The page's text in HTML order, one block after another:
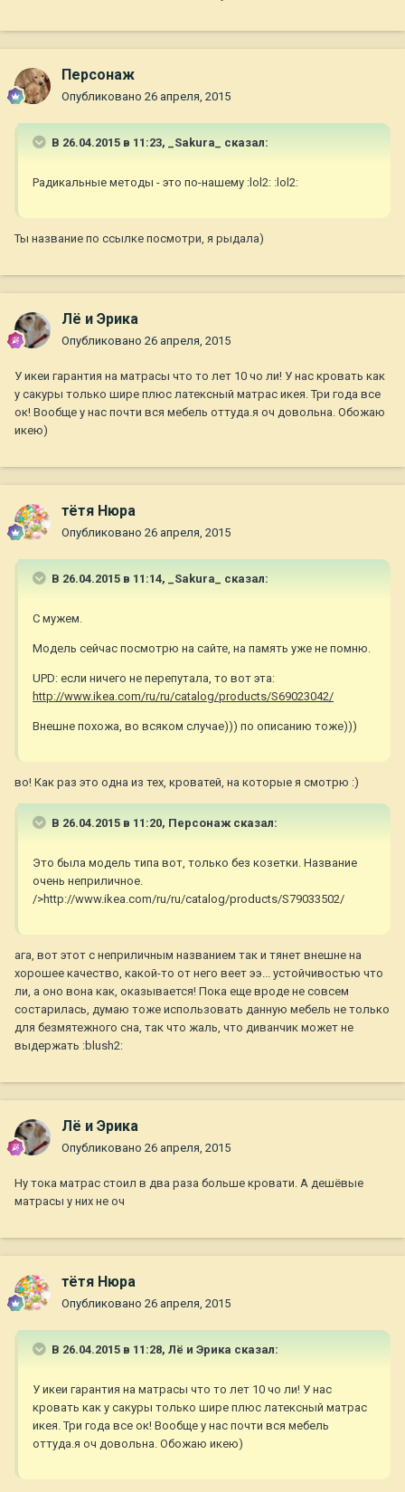
Персонаж
Опубликовано 26 апреля, 2015
В 26.04.2015 в 11:23, _Sakura_ сказал:
Радикальные методы - это по-нашему :lol2: :lol2:
Ты название по ссылке посмотри, я рыдала)
Лё и Эрика
Опубликовано 26 апреля, 2015
У икеи гарантия на матрасы что то лет 10 чо ли! У нас кровать как
у сакуры только шире плюс латексный матрас икея. Три года все
ок! Вообще у нас почти вся мебель оттуда.я оч довольна. Обожаю
икею)
тётя Нюра
Опубликовано 26 апреля, 2015
В 26.04.2015 в 11:14, _Sakura_ сказал:
С мужем.
Модель сейчас посмотрю на сайте, на память уже не помню.
UPD: если ничего не перепутала, то вот эта:
http://www.ikea.com/ru/ru/catalog/products/S69023042/
Внешне похожа, во всяком случае))) по описанию тоже)))
во! Как раз это одна из тех, кроватей, на которые я смотрю :)
В 26.04.2015 в 11:20, Персонаж сказал:
Это была модель типа вот, только без козетки. Название
очень неприличное.
/>http://www.ikea.com/ru/ru/catalog/products/S79033502/
ага, вот этот с неприличным названием так и тянет внешне на
хорошее качество, какой-то от него веет ээ... устойчивостью что
ли, а оно вона как, оказывается! Пока еще вроде не совсем
состарилась, думаю тоже использовать данную мебель не только
для безмятежного сна, так что жаль, что диванчик может не
выдержать :blush2:
Лё и Эрика
Опубликовано 26 апреля, 2015
Ну тока матрас стоил в два раза больше кровати. А дешёвые
матрасы у них не оч
тётя Нюра
Опубликовано 26 апреля, 2015
В 26.04.2015 в 11:28, Лё и Эрика сказал:
У икеи гарантия на матрасы что то лет 10 чо ли! У нас
кровать как у сакуры только шире плюс латексный матрас
икея. Три года все ок! Вообще у нас почти вся мебель
оттуда.я оч довольна. Обожаю икею)